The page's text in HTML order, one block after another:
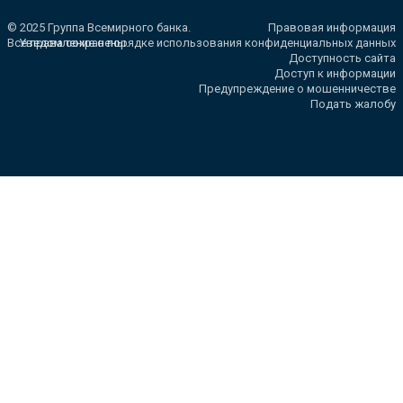
© 2025 Группа Всемирного банка.
Все права сохранены.
Правовая информация
Уведомление о порядке использования конфиденциальных данных
Доступность сайта
Доступ к информации
Предупреждение о мошенничестве
Подать жалобу